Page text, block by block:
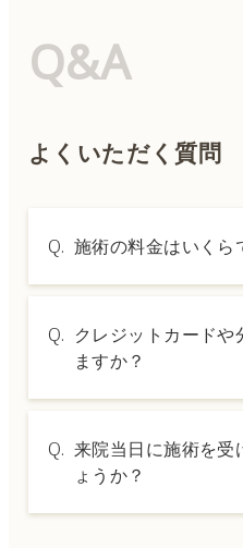
Q&A
よくいただく質問
Q. 施術の料金はいくら
は料金表ページをご確
セリングでご案内いた
Q. クレジットカードや
ますか？
した分割払いも可能
フにお問い合わせくだ
Q. 来院当日に施術を受
ょうか？